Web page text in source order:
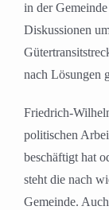
in der
Diskussionen
nach Lösungen
Friedrich-
politischen
beschäftigt hat
steht die nach
Gemeinde.